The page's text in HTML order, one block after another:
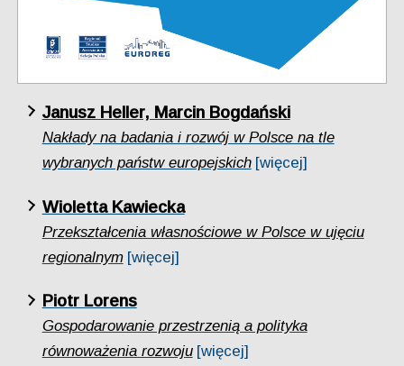
Janusz Heller, Marcin Bogdański
Nakłady na badania i rozwój w Polsce na tle
wybranych państw europejskich [więcej]
Wioletta Kawiecka
Przekształcenia własnościowe w Polsce w ujęciu
regionalnym [więcej]
Piotr Lorens
Gospodarowanie przestrzenią a polityka
równoważenia rozwoju [więcej]